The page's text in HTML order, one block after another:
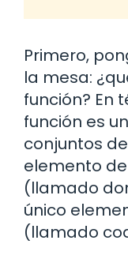
Primero,
la mesa:
función? En
función es
conjuntos
elemento
(llamado
único
(llamado